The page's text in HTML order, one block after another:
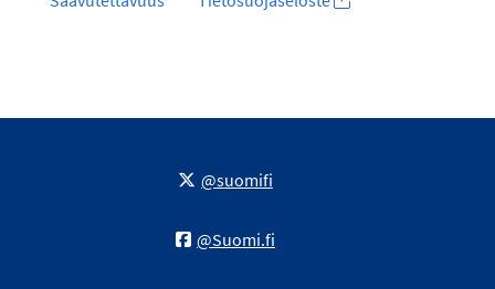
@suomifi
@Suomi.fi